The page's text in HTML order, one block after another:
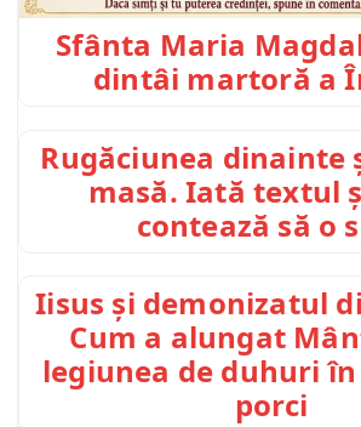
Sfânta Maria
dintâi martoră a
Rugăciunea dinainte
masă. Iată textul
contează să o
Iisus și demonizatul
Cum a alungat
legiunea de duhuri
porci